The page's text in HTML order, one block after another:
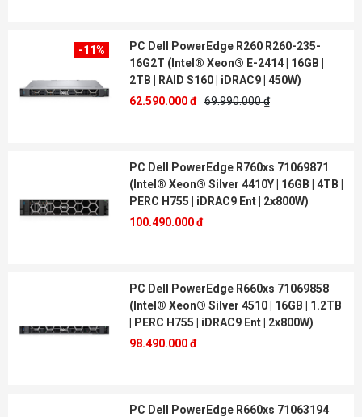
-11%
PC Dell PowerEdge R260 R260-235-
16G2T (Intel® Xeon® E-2414 | 16GB |
2TB | RAID S160 | iDRAC9 | 450W)
62.590.000 đ 69.990.000 ₫
PC Dell PowerEdge R760xs 71069871
(Intel® Xeon® Silver 4410Y | 16GB | 4TB |
PERC H755 | iDRAC9 Ent | 2x800W)
100.490.000 đ
PC Dell PowerEdge R660xs 71069858
(Intel® Xeon® Silver 4510 | 16GB | 1.2TB
| PERC H755 | iDRAC9 Ent | 2x800W)
98.490.000 đ
PC Dell PowerEdge R660xs 71063194